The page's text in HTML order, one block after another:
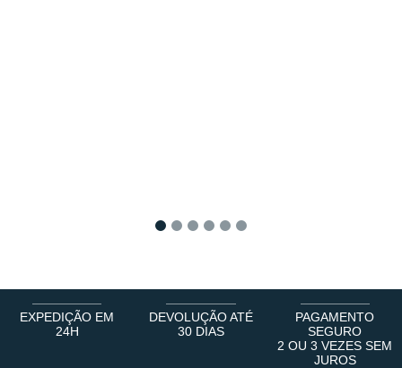
EXPEDIÇÃO EM
24H
DEVOLUÇÃO ATÉ
30 DIAS
PAGAMENTO
SEGURO
2 OU 3 VEZES SEM
JUROS